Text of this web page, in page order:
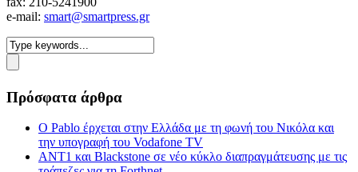
e-mail: smart@smartpress.gr
Πρόσφατα άρθρα
Ο Pablo έρχεται στην Ελλάδα με τη φωνή του Νικόλα και
την υπογραφή του Vodafone TV
ΑΝΤ1 και Blackstone σε νέο κύκλο διαπραγμάτευσης με τις